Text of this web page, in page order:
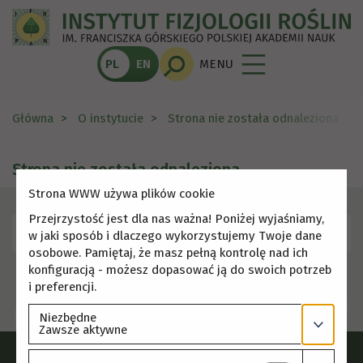
PL EN MENU
Główna O instytucie Strona nie została odnaleziona
Strona nie została odnaleziona
Skorzystaj z menu, aby wybrać inną stronę.
Strona WWW używa plików cookie
Przejrzystość jest dla nas ważna! Poniżej wyjaśniamy,
w jaki sposób i dlaczego wykorzystujemy Twoje dane
osobowe. Pamiętaj, że masz pełną kontrolę nad ich
konfiguracją - możesz dopasować ją do swoich potrzeb
i preferencji.
Niezbędne
Zawsze aktywne